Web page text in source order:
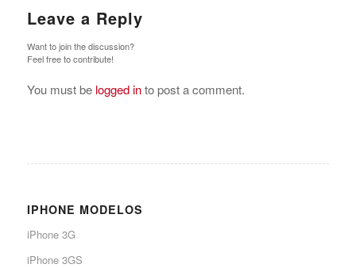
Leave a Reply
Want to join the discussion?
Feel free to contribute!
You must be logged into post a comment.
IPHONE MODELOS
iPhone 3G
iPhone 3GS